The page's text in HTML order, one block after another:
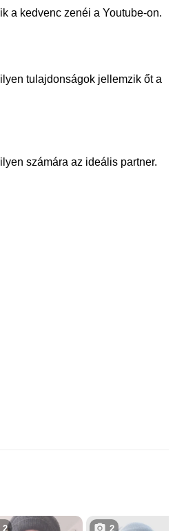
a kedvenc zenéi a Youtube-on.
tulajdonságok jellemzik őt a
számára az ideális partner.
2 2